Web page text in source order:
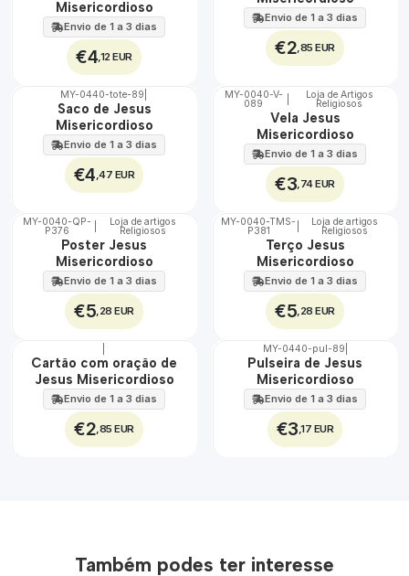
Misericordioso
Envio de 1 a 3 dias
€4,12 EUR
Envio de 1 a 3 dias
€2 ,85 EUR
100%
MY-0440-tote-89
Saco de Jesus
Misericordioso
Envio de 1 a 3 dias
€4 ,47 EUR
🇵🇹
MY-0040-V-
089
Loja de Artigos
Religiosos
Vela Jesus
Misericordioso
Envio de 1 a 3 dias
€3 ,74 EUR
🇵🇹
MY-0040-QP-
P376
Loja de artigos
Religiosos
Poster Jesus
Misericordioso
Envio de 1 a 3 dias
€5 ,28 EUR
🇵🇹
MY-0040-TMS-
P381
Loja de artigos
Religiosos
Terço Jesus
Misericordioso
Envio de 1 a 3 dias
€5 ,28 EUR
🇵🇹
100%
Cartão com oração de
Jesus Misericordioso
Envio de 1 a 3 dias
€2 ,85 EUR
🇵🇹
100%
MY-0440-pul-89
Pulseira de Jesus
Misericordioso
Envio de 1 a 3 dias
€3 ,17 EUR
Também podes ter interesse